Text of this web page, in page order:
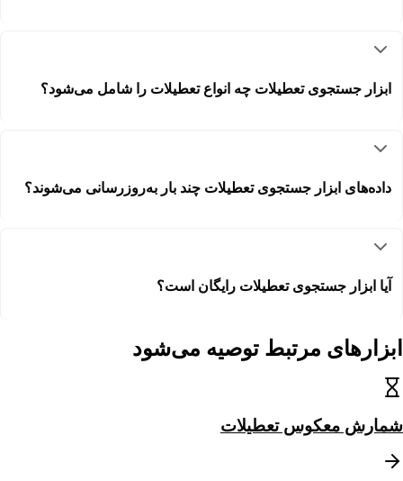
ابزار جستجوی تعطیلات چه انواع تعطیلات را شامل می‌شود؟
داده‌های ابزار جستجوی تعطیلات چند بار به‌روزرسانی می‌شوند؟
آیا ابزار جستجوی تعطیلات رایگان است؟
ابزارهای مرتبط توصیه می‌شود
شمارش معکوس تعطیلات